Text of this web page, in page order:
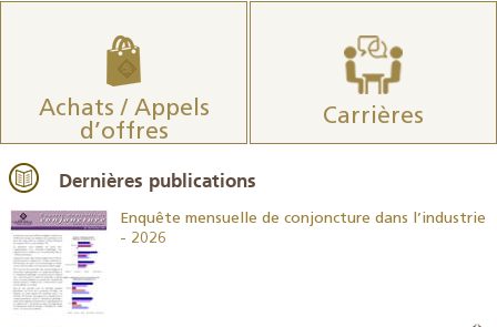
Achats / Appels
d’offres
Carrières
Dernières publications
Enquête mensuelle de conjoncture dans l’industrie
- 2026